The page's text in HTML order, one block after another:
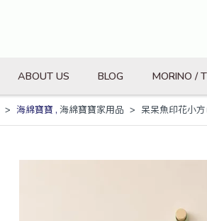
ABOUT US BLOG MORINO /
海綿寶寶 , 海綿寶寶家用品 呆呆魚印花小方